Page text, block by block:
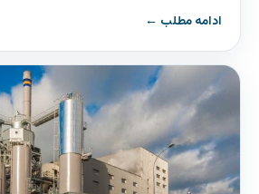
ادامه مطلب ←